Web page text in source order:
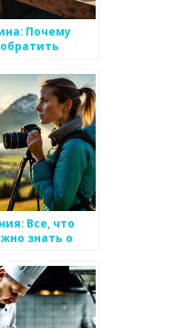
Почему
Все, что
знать о
путей